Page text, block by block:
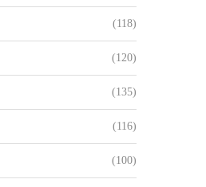
(118)
(120)
(135)
(116)
(100)